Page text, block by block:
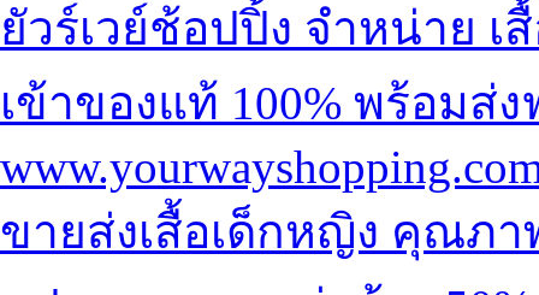
ยัวร์เวย์ช้อปปิ้ง จำหน่าย เ
เข้าของแท้ 100% พร้อมส่
ขายส่งเสื้อเด็กหญิง คุณภา